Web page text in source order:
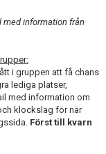
med information från
i gruppen att få chans
lediga platser,
med information om
klockslag för när
Först till kvarn